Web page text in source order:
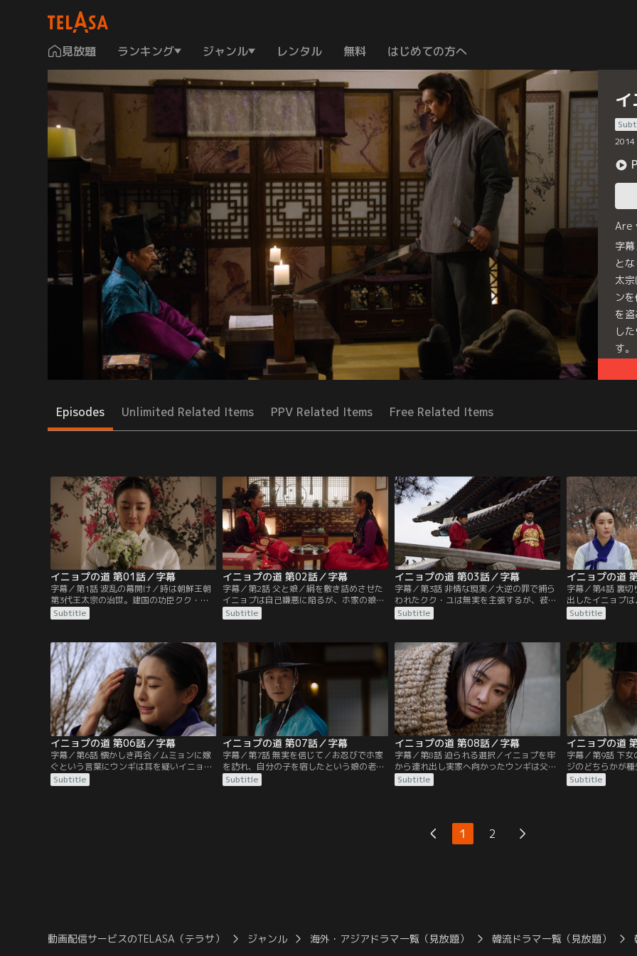
見放題 ランキング ジャンル レンタル 無料 はじめての方へ
2014
Are
字
と
太
ン
を
し
す。
Episodes Unlimited Related Items PPV Related Items Free Related Items
イニョプの道 第01話／字幕
字幕／第1話 波乱の幕開け／時は朝鮮王朝
第3代王太宗の治世。建国の功臣クク・ユ
の一人娘イニョプは朝から出かける準備に
余念がない。兵曹判書ホ・ウンチャムの誕
まま帰らない父の安否を確かめるためだ。
咸興には初代王・太祖がいる。太祖は兄弟
を殺して王位に就いた太宗を憎んでおり太
宗の使者を殺すと噂されていた。
Subtitle
イニョプの道 第02話／字幕
字幕／第2話 父と娘／絹を敷き詰めさせた
イニョプは自己嫌悪に陥るが、ホ家の娘ユ
ノクは人が踏んだ絹など使えないとムミョ
ンに命じてイニョプの家に絹を送りつけ
うと家を飛び出すと、門の前に想い人ウン
ギからの手紙が置いてあった。ホ家ではイ
ニョプの靴を履いた下女タンジが厳しい処
罰を受ける。一方、咸興では…。
Subtitle
イニョプの道 第03話／字幕
字幕／第3話 非情な現実／大逆の罪で捕ら
われたクク・ユは無実を主張するが、彼の
忠僕トックが謀反の証人として引き立てら
れ、戸曹判書キム・チグォンも罪を認めよ
ニョプは済州へ官妓として送られること
に。ウンギはイニョプの処分を聞き船着き
場へと急ぐが、船が出る直前、イニョプの
行き先が変更になる。
Subtitle
イニョプの道
字幕／第4話 裏
出したイニョプ
水も食事も与え
れる。彼女を忘
つけユノクにイ
んなウンギに父
めとったらイニ
の密命を受けた
Subtitle
イニョプの道 第06話／字幕
字幕／第6話 懐かしき再会／ムミョンに嫁
ぐという言葉にウンギは耳を疑いイニョプ
を問い詰める。そこにユノクが現れ、イニ
ョプをウンギから引き離す。イニョプが勝
Subtitle
イニョプの道 第07話／字幕
字幕／第7話 無実を信じて／お忍びでホ家
を訪れ、自分の子を宿したという娘の老母
に会った太宗。老母は娘と太宗のつながり
を示す物を太宗に手渡し、生まれた子の特
Subtitle
イニョプの道 第08話／字幕
字幕／第8話 迫られる選択／イニョプを牢
から連れ出し実家へ向かったウンギは父チ
グォンにイニョプを救うよう迫るが、チグ
ォンはイニョプに父親の有罪を示す証拠を
にキム・チグォンの正体について尋ねる
が、ヘサンは曖昧に答えるばかり。この
日、ホ家ではイニョプとタンジの杖刑が行
Subtitle
イニョプの道
字幕／第9話 下
ジのどちらかが
になり、その選
陥る。イニョプ
Subtitle
1 2
動画配信サービスのTELASA（テラサ） ジャンル 海外・アジアドラマ一覧（見放題） 韓流ドラマ一覧（見放題）